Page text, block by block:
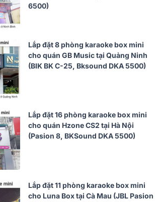
6500)
Lắp đặt 8 phòng karaoke box mini
cho quán GB Music tại Quảng Ninh
(BIK BK C-25, Bksound DKA 5500)
Lắp đặt 16 phòng karaoke box mini
cho quán Hzone CS2 tại Hà Nội
(Pasion 8, BKSound DKA 5500)
Lắp đặt 11 phòng karaoke box mini
cho Luna Box tại Cà Mau (JBL Pasion